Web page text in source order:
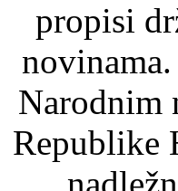
propisi
Narodnim
Republike